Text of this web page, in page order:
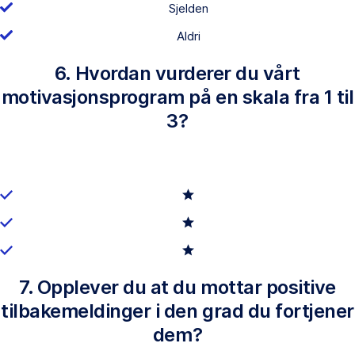
Sjelden
Aldri
6. Hvordan vurderer du vårt
motivasjonsprogram på en skala fra 1 til
3?
7. Opplever du at du mottar positive
tilbakemeldinger i den grad du fortjener
dem?